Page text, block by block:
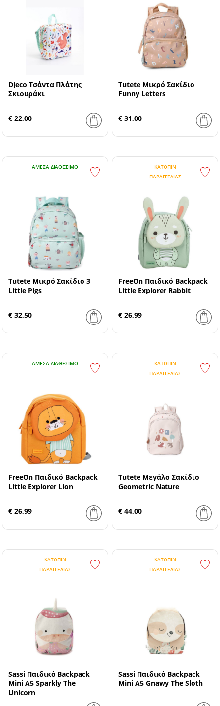
Djeco Τσάντα Πλάτης
Σκιουράκι
€ 22,00
Tutete Μικρό Σακίδιο
Funny Letters
€ 31,00
ΆΜΕΣΑ ΔΙΑΘΈΣΙΜΟ
Tutete Μικρό Σακίδιο 3
Little Pigs
€ 32,50
ΚΑΤΌΠΙΝ
ΠΑΡΑΓΓΕΛΊΑΣ
FreeOn Παιδικό Backpack
Little Explorer Rabbit
€ 26,99
ΆΜΕΣΑ ΔΙΑΘΈΣΙΜΟ
FreeOn Παιδικό Backpack
Little Explorer Lion
€ 26,99
ΚΑΤΌΠΙΝ
ΠΑΡΑΓΓΕΛΊΑΣ
Tutete Μεγάλο Σακίδιο
Geometric Nature
€ 44,00
ΚΑΤΌΠΙΝ
ΠΑΡΑΓΓΕΛΊΑΣ
Sassi Παιδικό Backpack
Mini A5 Sparkly The
Unicorn
ΚΑΤΌΠΙΝ
ΠΑΡΑΓΓΕΛΊΑΣ
Sassi Παιδικό Backpack
Mini A5 Gnawy The Sloth